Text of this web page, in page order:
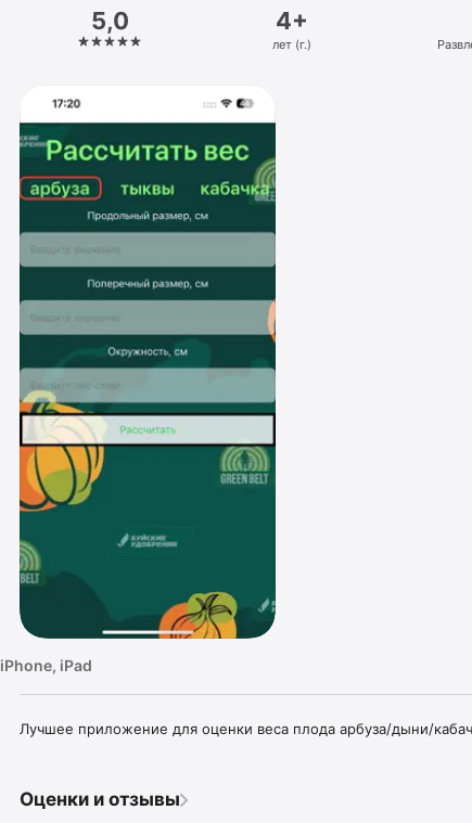
5,0 4+
лет (г.)
iPhone, iPad
Лучшее приложение для оценки веса плода арбуза/дыни/
Оценки и отзывы